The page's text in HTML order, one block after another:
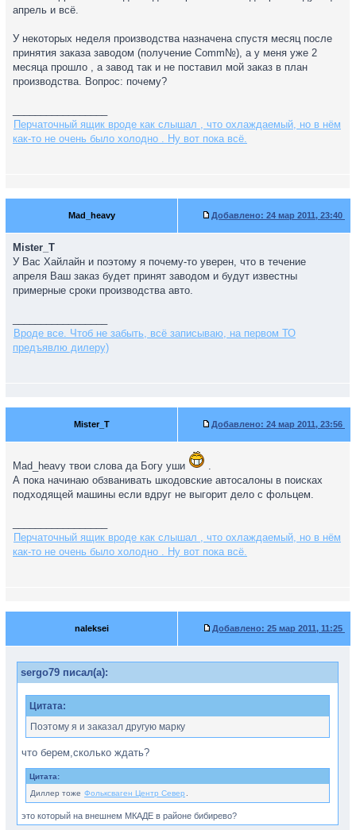
апрель и всё.
У некоторых неделя производства назначена спустя месяц после
принятия заказа заводом (получение Comm№), а у меня уже 2
месяца прошло , а завод так и не поставил мой заказ в план
производства. Вопрос: почему?
Перчаточный ящик вроде как слышал , что охлаждаемый, но в нём
как-то не очень было холодно . Ну вот пока всё.
Mad_heavy Добавлено: 24 мар 2011, 23:40
Mister_T
У Вас Хайлайн и поэтому я почему-то уверен, что в течение
апреля Ваш заказ будет принят заводом и будут известны
примерные сроки производства авто.
Вроде все. Чтоб не забыть, всё записываю, на первом ТО
предъявлю дилеру)
Mister_T Добавлено: 24 мар 2011, 23:56
Mad_heavy твои слова да Богу уши
.
А пока начинаю обзванивать шкодовские автосалоны в поисках
подходящей машины если вдруг не выгорит дело с фольцем.
Перчаточный ящик вроде как слышал , что охлаждаемый, но в нём
как-то не очень было холодно . Ну вот пока всё.
naleksei Добавлено: 25 мар 2011, 11:25
sergo79 писал(а):
Цитата:
Поэтому я и заказал другую марку
что берем,сколько ждать?
Цитата:
Диллер тоже Фольксваген Центр Север
это который на внешнем МКАДЕ в районе бибирево?